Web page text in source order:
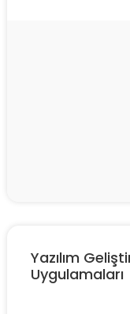
Yazılım
Uygulamaları